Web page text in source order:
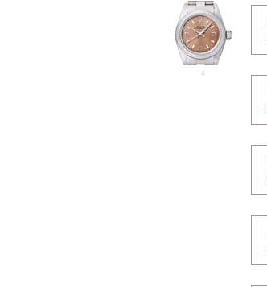
4